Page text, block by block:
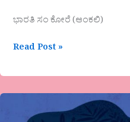
ಭಾರತಿ ಸಂ ಕೋರೆ (ಆಂಕಲಿ)
Read Post »